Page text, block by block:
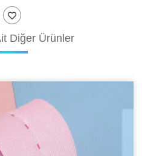
Diğer Ürünler